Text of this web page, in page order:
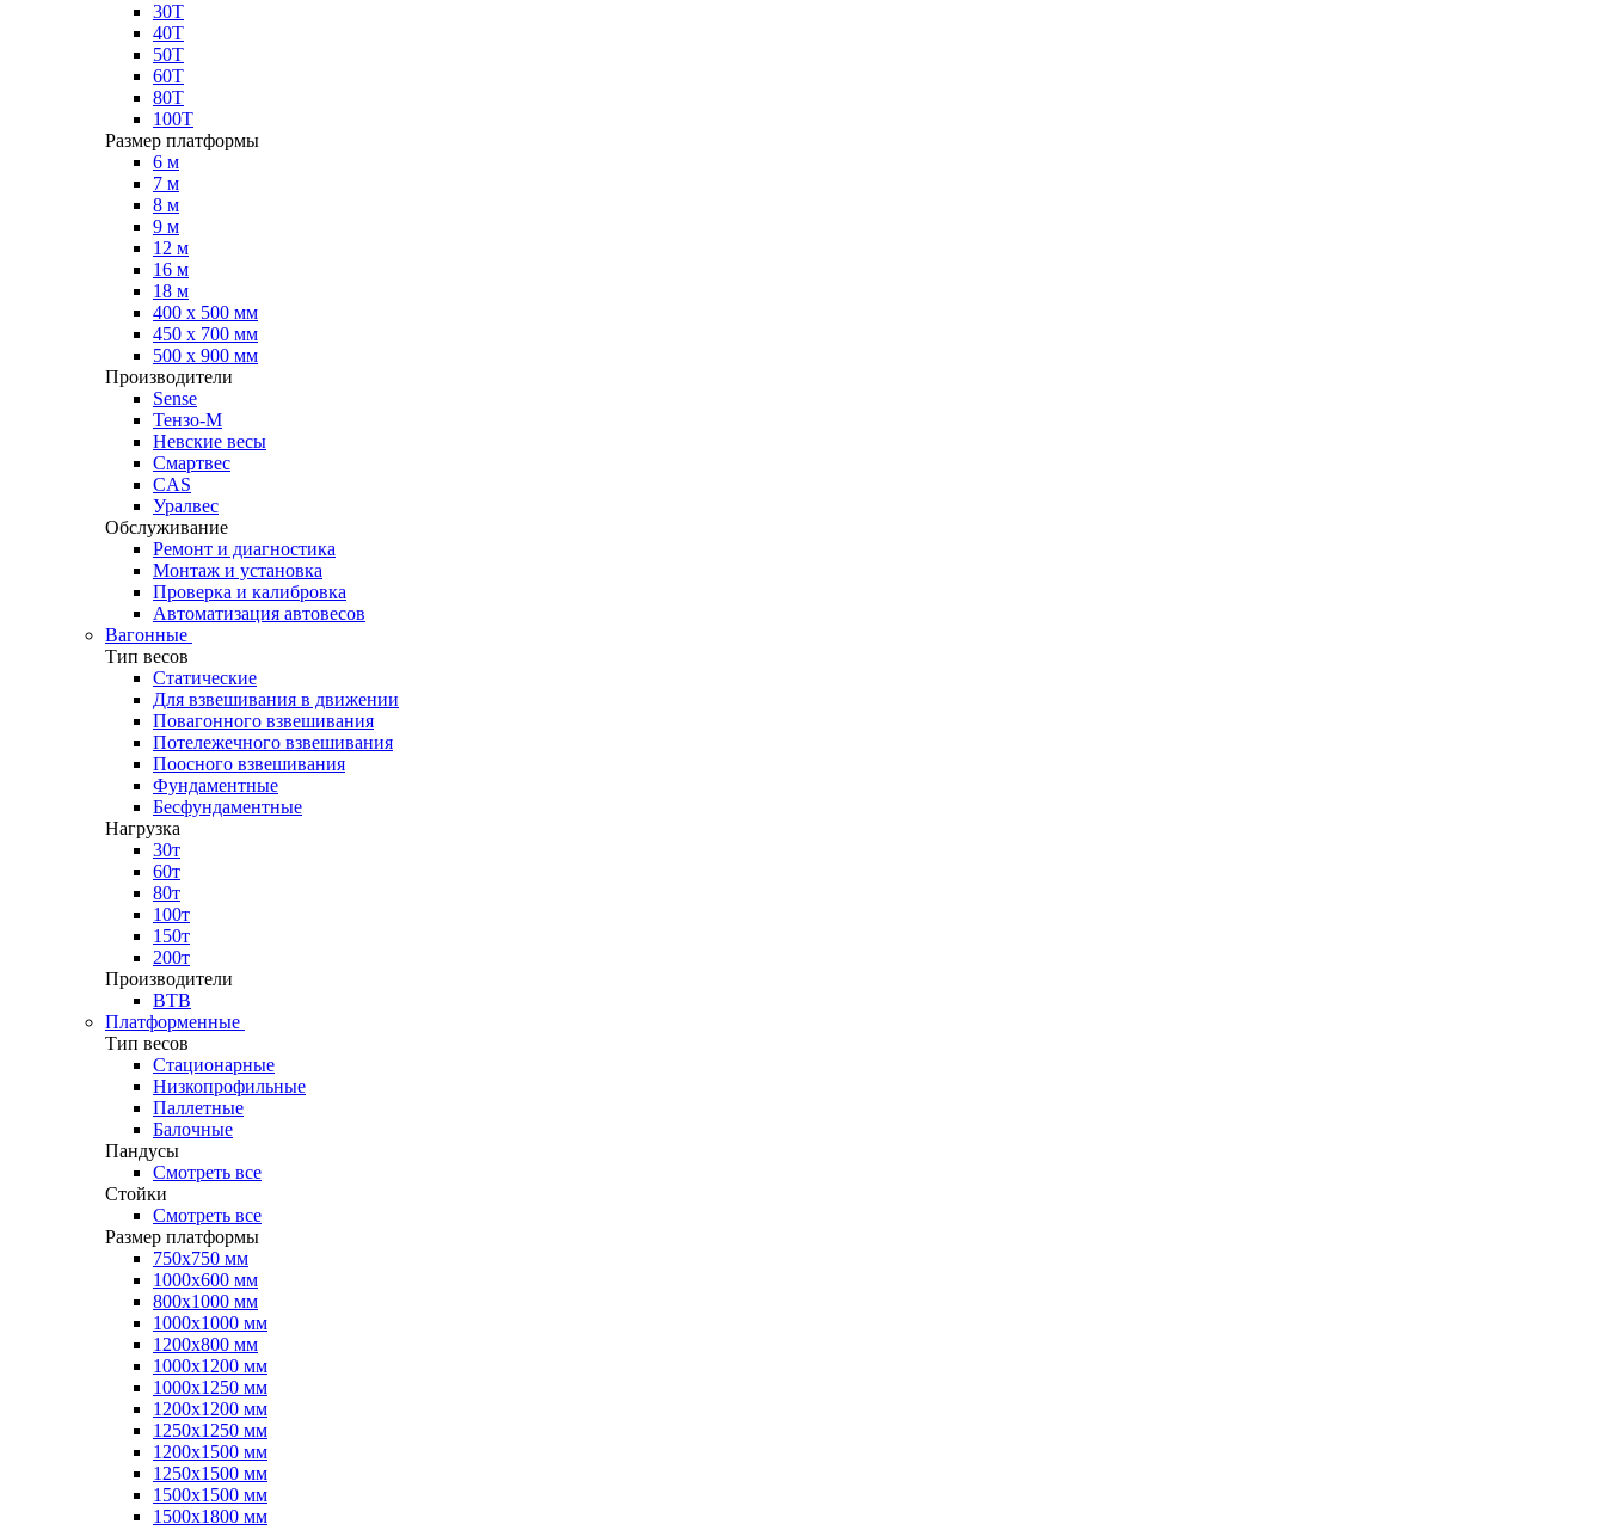
30Т
40Т
50Т
60Т
80Т
100Т
Размер платформы
6 м
7 м
8 м
9 м
12 м
16 м
18 м
400 х 500 мм
450 х 700 мм
500 х 900 мм
Производители
Sense
Тензо-М
Невские весы
Смартвес
CAS
Уралвес
Обслуживание
Ремонт и диагностика
Монтаж и установка
Проверка и калибровка
Автоматизация автовесов
Вагонные
Тип весов
Статические
Для взвешивания в движении
Повагонного взвешивания
Потележечного взвешивания
Поосного взвешивания
Фундаментные
Бесфундаментные
Нагрузка
30т
60т
80т
100т
150т
200т
Производители
ВТВ
Платформенные
Тип весов
Стационарные
Низкопрофильные
Паллетные
Балочные
Пандусы
Смотреть все
Стойки
Смотреть все
Размер платформы
750х750 мм
1000х600 мм
800х1000 мм
1000х1000 мм
1200х800 мм
1000х1200 мм
1000х1250 мм
1200х1200 мм
1250х1250 мм
1200х1500 мм
1250х1500 мм
1500х1500 мм
1500х1800 мм